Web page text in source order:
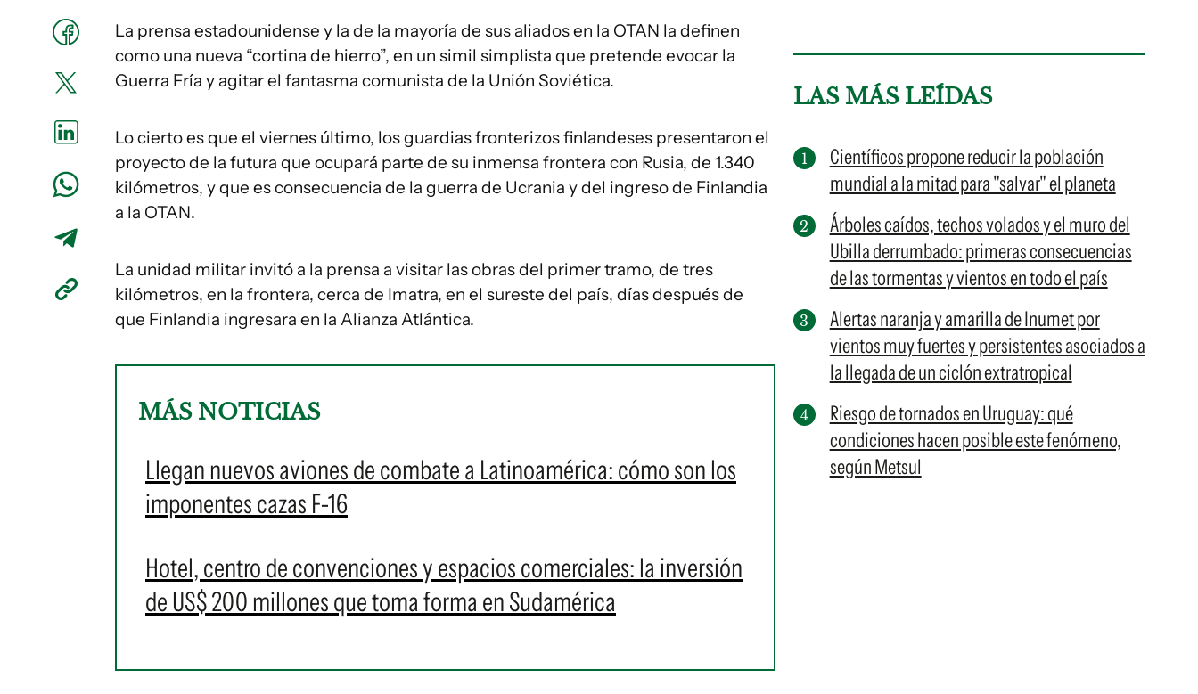
La prensa estadounidense y la de la mayoría de sus aliados en la OTAN la definen
como una nueva “cortina de hierro”, en un simil simplista que pretende evocar la
Guerra Fría y agitar el fantasma comunista de la Unión Soviética.
Lo cierto es que el viernes último, los guardias fronterizos finlandeses presentaron el
proyecto de la futura que ocupará parte de su inmensa frontera con Rusia, de 1.340
kilómetros, y que es consecuencia de la guerra de Ucrania y del ingreso de Finlandia
a la OTAN.
La unidad militar invitó a la prensa a visitar las obras del primer tramo, de tres
kilómetros, en la frontera, cerca de Imatra, en el sureste del país, días después de
que Finlandia ingresara en la Alianza Atlántica.
MÁS NOTICIAS
Llegan nuevos aviones de combate a Latinoamérica: cómo son los
imponentes cazas F-16
Hotel, centro de convenciones y espacios comerciales: la inversión
de US$ 200 millones que toma forma en Sudamérica
LAS MÁS LEÍDAS
Científicos propone reducir la población
mundial a la mitad para "salvar" el planeta
Árboles caídos, techos volados y el muro del
Ubilla derrumbado: primeras consecuencias
de las tormentas y vientos en todo el país
Alertas naranja y amarilla de Inumet por
vientos muy fuertes y persistentes asociados a
la llegada de un ciclón extratropical
Riesgo de tornados en Uruguay: qué
condiciones hacen posible este fenómeno,
según Metsul